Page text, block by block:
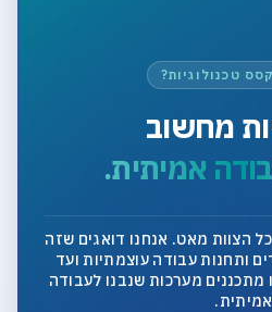
טכנולוגיות?
מחשוב
אמיתית.
הצוות מאט. אנחנו דואגים שזה
ותחנות עבודה עוצמתיות ועד
מערכות שנבנו לעבודה
אמיתית.